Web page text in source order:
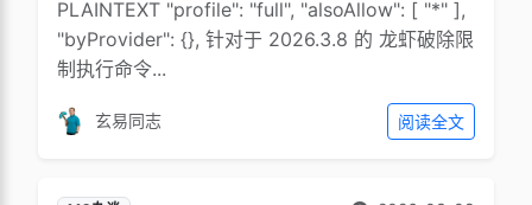
PLAINTEXT "profile": "full", "alsoAllow": [ "*" ],
"byProvider": {}, 针对于 2026.3.8 的 龙虾破除限
制执行命令...
玄易同志 阅读全文